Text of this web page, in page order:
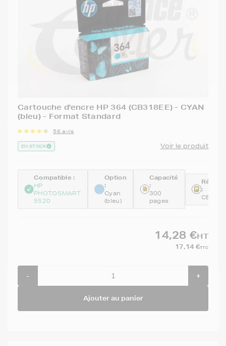
Cartouche d'encre HP 364 (CB318EE) - CYAN
(bleu) - Format Standard
56 avis
EN STOCK Voir le produit
Compatible :
HP
PHOTOSMART
5520
Option
:
Cyan
(bleu)
Capacité
:
300
pages
:
14,28 €HT
17,14 €TTC
- +
Ajouter au panier